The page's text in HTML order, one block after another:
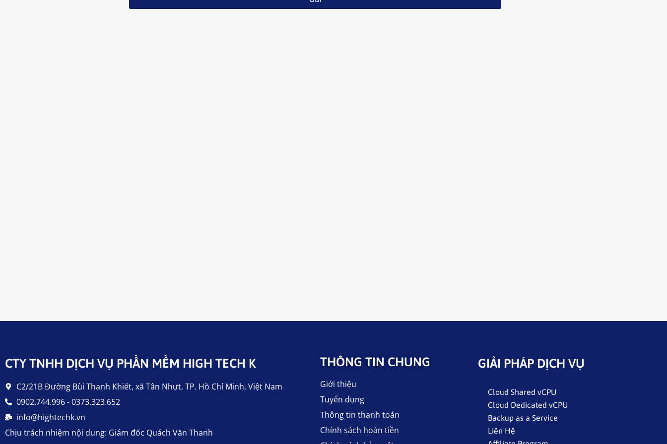
CTY TNHH DỊCH VỤ PHẦN MỀM HIGH TECH K
C2/21B Đường Bùi Thanh Khiết, xã Tân Nhựt, TP. Hồ Chí Minh, Việt Nam
0902.744.996 - 0373.323.652
info@hightechk.vn
Chịu trách nhiệm nội dung: Giám đốc Quách Văn Thanh
THÔNG TIN CHUNG
Giới thiệu
Tuyển dụng
Thông tin thanh toán
Chính sách hoàn tiền
GIẢI PHÁP DỊCH VỤ
Cloud Shared vCPU
Cloud Dedicated vCPU
Backup as a Service
Liên Hệ